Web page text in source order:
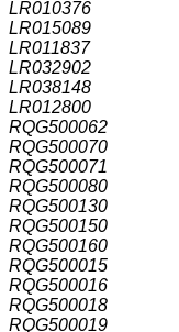
LR010376
LR015089
LR011837
LR032902
LR038148
LR012800
RQG500062
RQG500070
RQG500071
RQG500080
RQG500130
RQG500150
RQG500160
RQG500015
RQG500016
RQG500018
RQG500019